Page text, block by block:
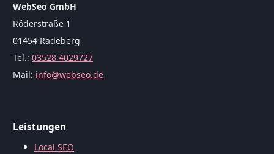
WebSeo GmbH
Röderstraße 1
01454 Radeberg
Tel.: 03528 4029727
Mail: info@webseo.de
Leistungen
Local SEO